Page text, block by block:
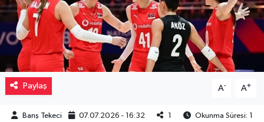
Paylaş A- A+
Barış Tekeci 07.07.2026 - 16:32 1
Okunma Süresi: 1
Piyasa
Resmi İlanlar
Sağlık